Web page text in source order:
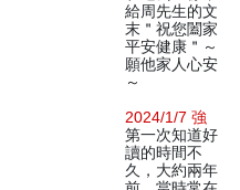
給周先生的文
末＂祝您闔家
平安健康＂～
願他家人心安
～
2024/1/7 強
第一次知道好
讀的時間不
久，大約兩年